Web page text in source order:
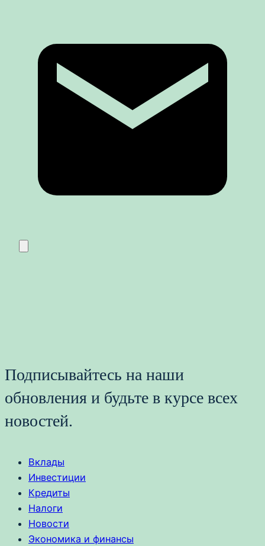
Подписывайтесь на наши
обновления и будьте в курсе всех
новостей.
Вклады
Инвестиции
Кредиты
Налоги
Новости
Экономика и финансы